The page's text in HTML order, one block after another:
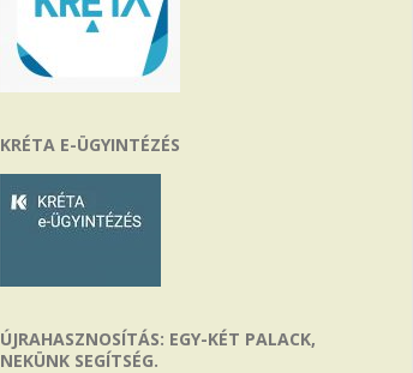
KRÉTA E-ÜGYINTÉZÉS
ÚJRAHASZNOSÍTÁS: EGY-KÉT PALACK,
NEKÜNK SEGÍTSÉG.